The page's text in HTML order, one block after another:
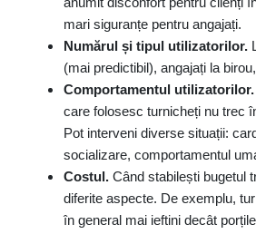
anumit disconfort pentru clienți
mari siguranțe pentru angajați.
Numărul și tipul utilizatorilor.
(mai predictibil), angajați la
Comportamentul utilizatorilor.
care folosesc turnicheți nu trec
Pot interveni diverse situații:
socializare, comportamentul
Costul. Când stabilești bugetul
diferite aspecte. De exemplu,
în general mai ieftini decât